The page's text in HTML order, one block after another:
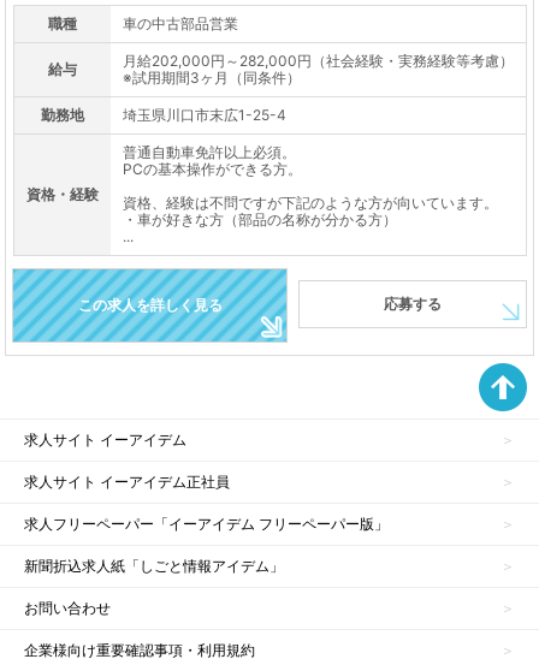
職種 車の中古部品営業
給与
月給202,000円～282,000円（社会経験・実務経験等考慮）
※試用期間3ヶ月（同条件）
勤務地 埼玉県川口市末広1-25-4
資格・経験
普通自動車免許以上必須。
PCの基本操作ができる方。
資格、経験は不問ですが下記のような方が向いています。
・車が好きな方（部品の名称が分かる方）
...
この求人を詳しく見る 応募する
求人サイト イーアイデム
求人サイト イーアイデム正社員
求人フリーペーパー「イーアイデム フリーペーパー版」
新聞折込求人紙「しごと情報アイデム」
お問い合わせ
企業様向け重要確認事項・利用規約